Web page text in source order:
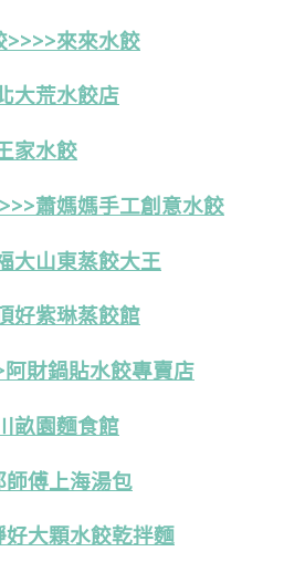
>>>>來來水餃
大荒水餃店
家水餃
蕭媽媽手工創意水餃
大山東蒸餃大王
好紫琳蒸餃館
財鍋貼水餃專賣店
畝園麵食館
師傅上海湯包
大顆水餃乾拌麵